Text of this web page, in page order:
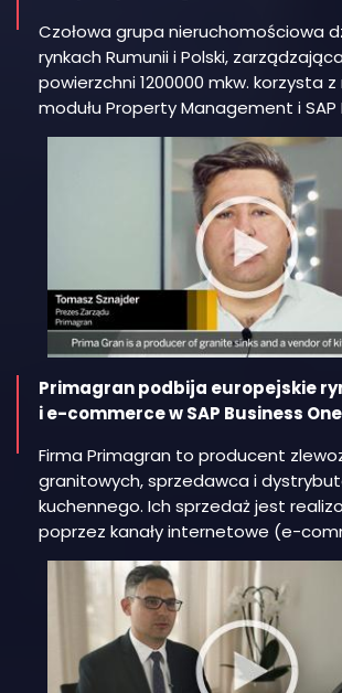
Czołowa grupa nieruchomościowa
rynkach Rumunii i Polski,
powierzchni 1200000 mkw. korzysta
modułu Property Management i SAP
Primagran podbija europejskie
i e-commerce w SAP Business One
Firma Primagran to producent
granitowych, sprzedawca i
kuchennego. Ich sprzedaż jest
poprzez kanały internetowe (e-